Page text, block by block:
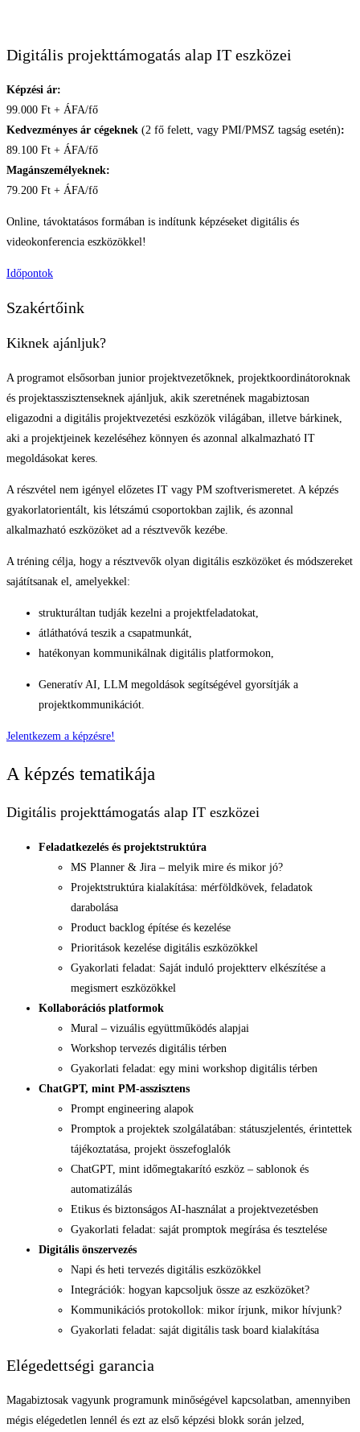
Digitális projekttámogatás alap IT eszközei
Képzési ár:
99.000 Ft + ÁFA/fő
Kedvezményes ár cégeknek (2 fő felett, vagy PMI/PMSZ tagság esetén):
89.100 Ft + ÁFA/fő
Magánszemélyeknek:
79.200 Ft + ÁFA/fő
Online, távoktatásos formában is indítunk képzéseket digitális és
videokonferencia eszközökkel!
Időpontok
Szakértőink
Kiknek ajánljuk?
A programot elsősorban junior projektvezetőknek, projektkoordinátoroknak
és projektasszisztenseknek ajánljuk, akik szeretnének magabiztosan
eligazodni a digitális projektvezetési eszközök világában, illetve bárkinek,
aki a projektjeinek kezeléséhez könnyen és azonnal alkalmazható IT
megoldásokat keres.
A részvétel nem igényel előzetes IT vagy PM szoftverismeretet. A képzés
gyakorlatorientált, kis létszámú csoportokban zajlik, és azonnal
alkalmazható eszközöket ad a résztvevők kezébe.
A tréning célja, hogy a résztvevők olyan digitális eszközöket és módszereket
sajátítsanak el, amelyekkel:
strukturáltan tudják kezelni a projektfeladatokat,
átláthatóvá teszik a csapatmunkát,
hatékonyan kommunikálnak digitális platformokon,
Generatív AI, LLM megoldások segítségével gyorsítják a
projektkommunikációt.
Jelentkezem a képzésre!
A képzés tematikája
Digitális projekttámogatás alap IT eszközei
Feladatkezelés és projektstruktúra
MS Planner & Jira – melyik mire és mikor jó?
Projektstruktúra kialakítása: mérföldkövek, feladatok
darabolása
Product backlog építése és kezelése
Prioritások kezelése digitális eszközökkel
Gyakorlati feladat: Saját induló projektterv elkészítése a
megismert eszközökkel
Kollaborációs platformok
Mural – vizuális együttműködés alapjai
Workshop tervezés digitális térben
Gyakorlati feladat: egy mini workshop digitális térben
ChatGPT, mint PM-asszisztens
Prompt engineering alapok
Promptok a projektek szolgálatában: státuszjelentés, érintettek
tájékoztatása, projekt összefoglalók
ChatGPT, mint időmegtakarító eszköz – sablonok és
automatizálás
Etikus és biztonságos AI-használat a projektvezetésben
Gyakorlati feladat: saját promptok megírása és tesztelése
Digitális önszervezés
Napi és heti tervezés digitális eszközökkel
Integrációk: hogyan kapcsoljuk össze az eszközöket?
Kommunikációs protokollok: mikor írjunk, mikor hívjunk?
Gyakorlati feladat: saját digitális task board kialakítása
Elégedettségi garancia
Magabiztosak vagyunk programunk minőségével kapcsolatban, amennyiben
mégis elégedetlen lennél és ezt az első képzési blokk során jelzed,